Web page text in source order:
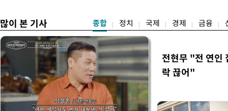
많이 본 기사 종합 정치 국제 경제 금융
전현무 "전 연인
락 끊어"